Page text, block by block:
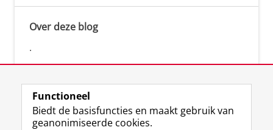
Over deze blog
.
Functioneel
Biedt de basisfuncties en maakt gebruik van
geanonimiseerde cookies.